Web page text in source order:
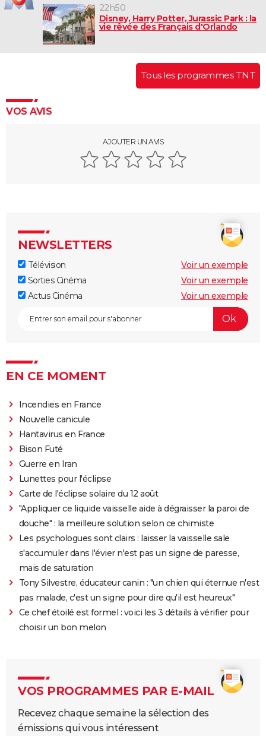
22h50
Disney, Harry Potter, Jurassic Park : la
vie rêvée des Français d'Orlando
Tous les programmes TNT
VOS AVIS
AJOUTER UN AVIS
NEWSLETTERS
Télévision
Voir un exemple
Sorties Cinéma
Voir un exemple
Actus Cinéma
Voir un exemple
EN CE MOMENT
Incendies en France
Nouvelle canicule
Hantavirus en France
Bison Futé
Guerre en Iran
Lunettes pour l'éclipse
Carte de l'éclipse solaire du 12 août
"Appliquer ce liquide vaisselle aide à dégraisser la paroi de
douche" : la meilleure solution selon ce chimiste
Les psychologues sont clairs : laisser la vaisselle sale
s'accumuler dans l'évier n'est pas un signe de paresse,
mais de saturation
Tony Silvestre, éducateur canin : "un chien qui éternue n'est
pas malade, c'est un signe pour dire qu'il est heureux"
Ce chef étoilé est formel : voici les 3 détails à vérifier pour
choisir un bon melon
VOS PROGRAMMES PAR E-MAIL
Recevez chaque semaine la sélection des
émissions qui vous intéressent